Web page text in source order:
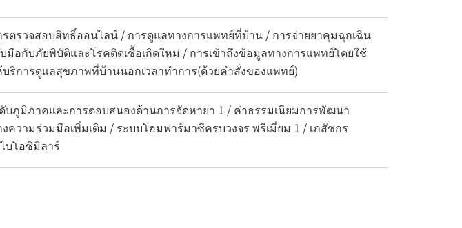
ตรวจสอบสิทธิ์ออนไลน์ / การดูแลทางการแพทย์ที่บ้าน / การจ่ายยาคุมฉุกเฉิน
อกับภัยพิบัติและโรคติดเชื้อเกิดใหม่ / การเข้าถึงข้อมูลทางการแพทย์โดยใช้
ริการดูแลสุขภาพที่บ้านนอกเวลาทำการ(ด้วยคำสั่งของแพทย์)
ภูมิภาคและการตอบสนองด้านการจัดหายา 1 / ค่าธรรมเนียมการพัฒนา
วามร่วมมือเพิ่มเติม / ระบบโฮมฟาร์มาซีครบวงจร พรีเมี่ยม 1 / เภสัชกร
บโอซิมิลาร์